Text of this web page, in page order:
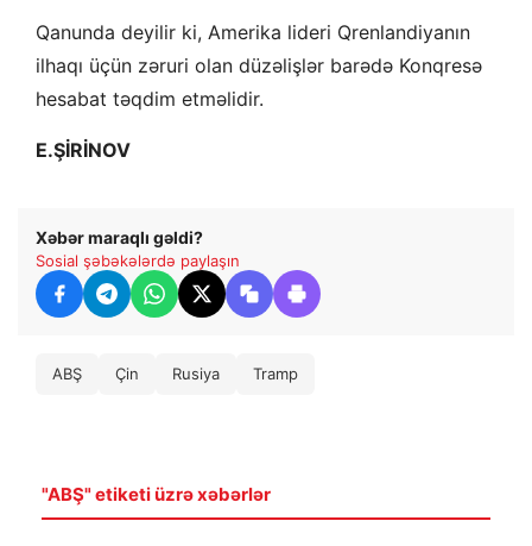
Qanunda deyilir ki, Amerika lideri Qrenlandiyanın
ilhaqı üçün zəruri olan düzəlişlər barədə Konqresə
hesabat təqdim etməlidir.
E.ŞİRİNOV
Xəbər maraqlı gəldi?
Sosial şəbəkələrdə paylaşın
ABŞ Çin Rusiya Tramp
"ABŞ" etiketi üzrə xəbərlər